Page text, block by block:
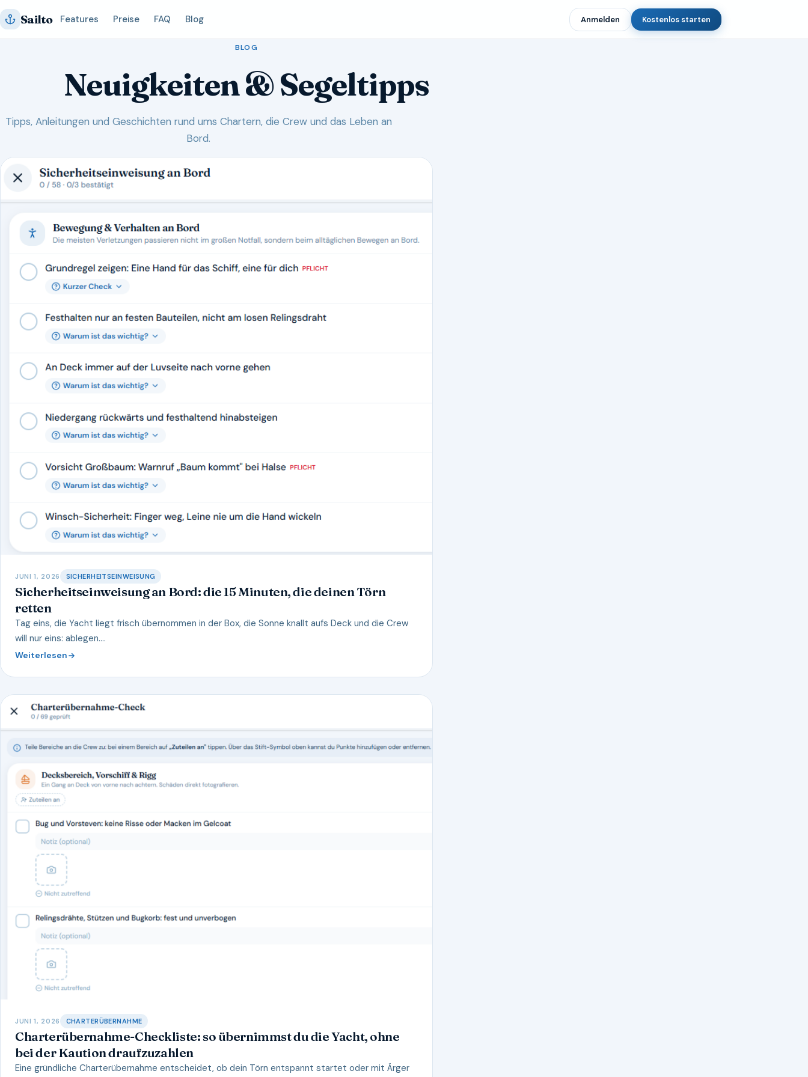
Zum
InhaltSailto Features Preise FAQ Blog Anmelden Kostenlos starten
BLOG
Neuigkeiten & Segeltipps
Tipps, Anleitungen und Geschichten rund ums Chartern, die Crew und das Leben an
Bord.
JUNI 1, 2026 SICHERHEITSEINWEISUNG
Sicherheitseinweisung an Bord: die 15 Minuten, die deinen Törn
retten
Tag eins, die Yacht liegt frisch übernommen in der Box, die Sonne knallt aufs Deck und die Crew
will nur eins: ablegen.…
Weiterlesen
JUNI 1, 2026 CHARTERÜBERNAHME
Charterübernahme-Checkliste: so übernimmst du die Yacht, ohne
bei der Kaution draufzuzahlen
Eine gründliche Charterübernahme entscheidet, ob dein Törn entspannt startet oder mit Ärger